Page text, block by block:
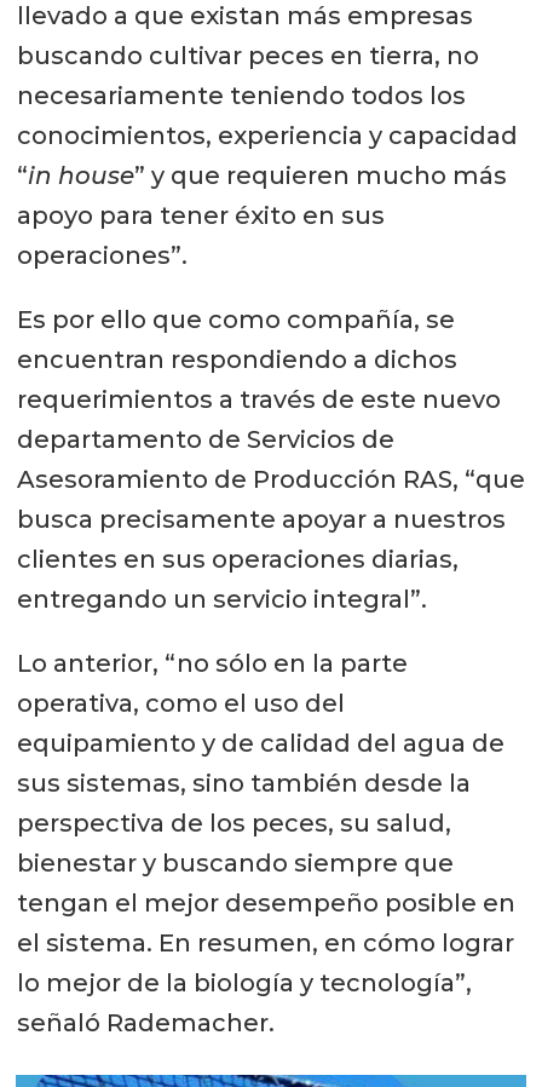
llevado a que existan más empresas
buscando cultivar peces en tierra, no
necesariamente teniendo todos los
conocimientos, experiencia y capacidad
“in house” y que requieren mucho más
apoyo para tener éxito en sus
operaciones”.
Es por ello que como compañía, se
encuentran respondiendo a dichos
requerimientos a través de este nuevo
departamento de Servicios de
Asesoramiento de Producción RAS, “que
busca precisamente apoyar a nuestros
clientes en sus operaciones diarias,
entregando un servicio integral”.
Lo anterior, “no sólo en la parte
operativa, como el uso del
equipamiento y de calidad del agua de
sus sistemas, sino también desde la
perspectiva de los peces, su salud,
bienestar y buscando siempre que
tengan el mejor desempeño posible en
el sistema. En resumen, en cómo lograr
lo mejor de la biología y tecnología”,
señaló Rademacher.